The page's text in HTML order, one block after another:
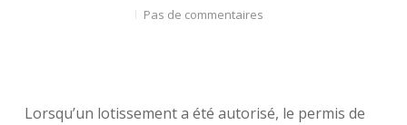
Pas de commentaires
Lorsqu’un lotissement a été autorisé, le permis de